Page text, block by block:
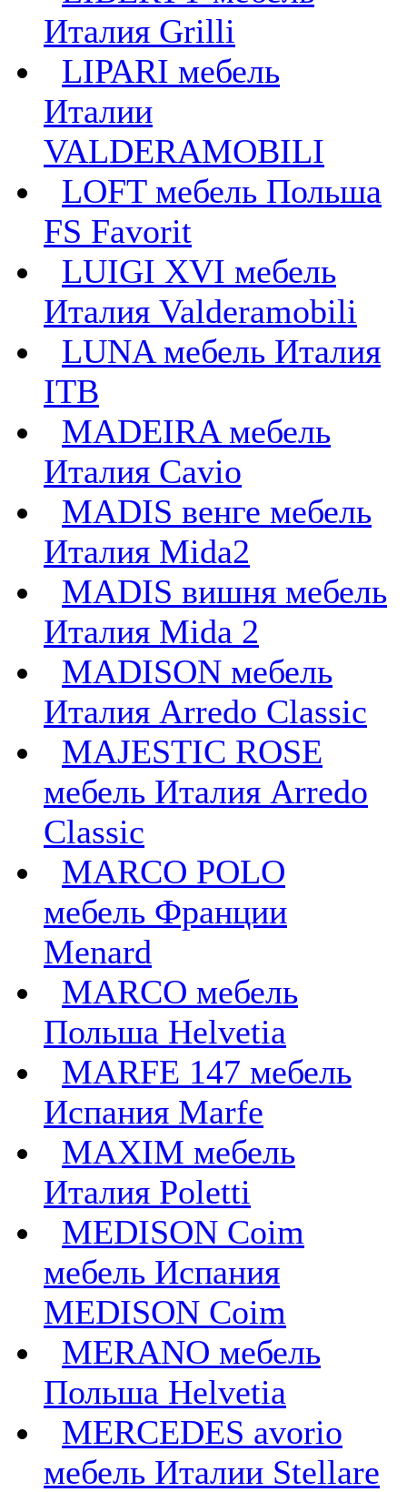
Италия Grilli
LIPARI мебель
Италии
VALDERAMOBILI
LOFT мебель Польша
FS Favorit
LUIGI XVI мебель
Италия Valderamobili
LUNA мебель Италия
ITB
MADEIRA мебель
Италия Cavio
MADIS венге мебель
Италия Mida2
MADIS вишня мебель
Италия Mida 2
MADISON мебель
Италия Arredo Classic
MAJESTIC ROSE
мебель Италия Arredo
Classic
MARCO POLO
мебель Франции
Menard
MARCO мебель
Польша Helvetia
MARFE 147 мебель
Испания Marfe
MAXIM мебель
Италия Poletti
MEDISON Coim
мебель Испания
MEDISON Coim
MERANO мебель
Польша Helvetia
MERCEDES avorio
мебель Италии Stellare